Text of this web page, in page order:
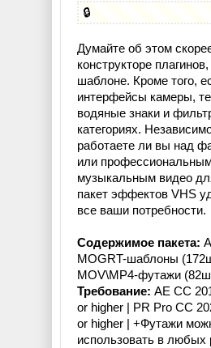
🔒
Думайте об этом
конструкторе
шаблоне. Кроме того,
интерфейсы камеры,
водяные знаки и
категориях.
работаете ли вы над
или
музыкальным видео
пакет эффектов VHS
все ваши потребности.
Содержимое пакета:
MOGRT-шаблоны
MOV\MP4-футажи
Требование: AE CC
or higher | PR Pro CC
or higher | +Футажи
использовать в любых